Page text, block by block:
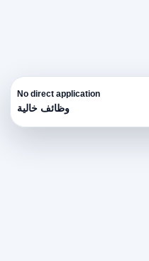
No direct application
وظائف خالية